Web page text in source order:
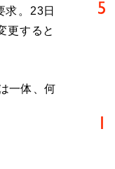
求。23日
更すると
一体、何